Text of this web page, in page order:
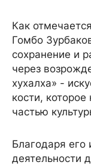
Как
Гомбо
сохранение и
через
хухалха» -
кости,
частью
Благодаря его
деятельности